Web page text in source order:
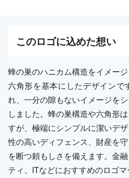
このロゴに込めた想い
蜂の巣のハニカム構造をイメー
六角形を基本にしたデザインで
れ、一分の隙もないイメージを
しました。蜂の巣構造や六角形
すが、極端にシンプルに潔いデ
性の高いディフェンス、財産を
を断つ頼もしさを備えます。金
ティ、ITなどにおすすめのロゴマ